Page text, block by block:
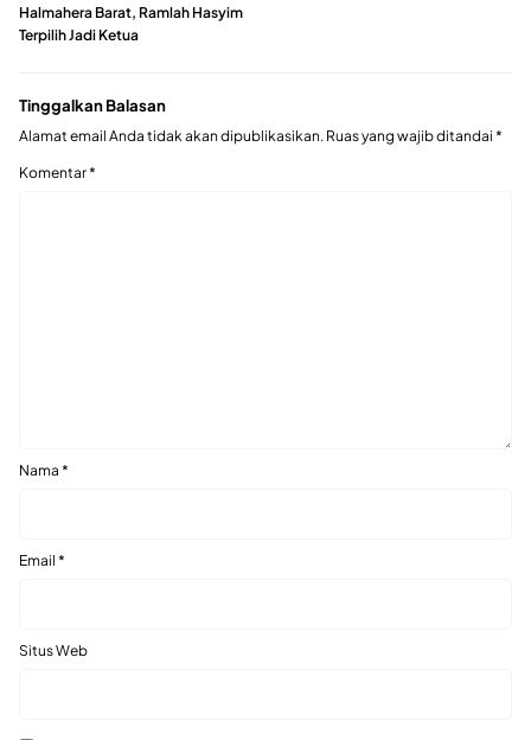
Halmahera Barat, Ramlah Hasyim
Terpilih Jadi Ketua
Tinggalkan Balasan
Alamat email Anda tidak akan dipublikasikan. Ruas yang wajib ditandai *
Komentar*
Nama *
Email *
Situs Web